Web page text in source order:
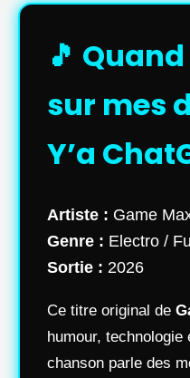
🎵
sur mes
Y’a
Artiste : Game
Genre : Electro /
Sortie : 2026
Ce titre original de
humour,
chanson parle des